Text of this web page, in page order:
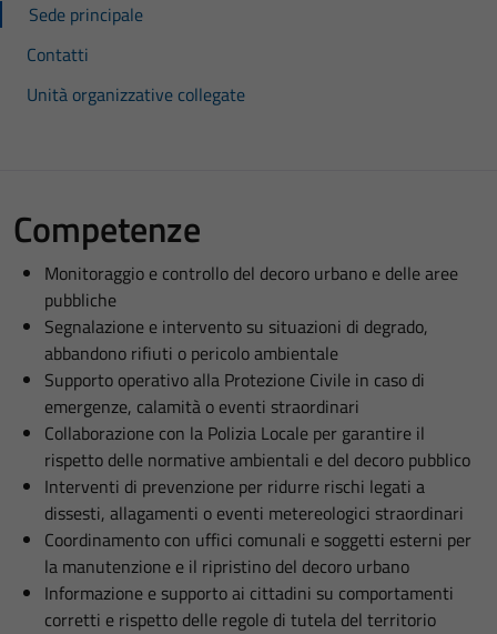
Sede principale
Contatti
Unità organizzative collegate
Competenze
Monitoraggio e controllo del decoro urbano e delle aree
pubbliche
Segnalazione e intervento su situazioni di degrado,
abbandono rifiuti o pericolo ambientale
Supporto operativo alla Protezione Civile in caso di
emergenze, calamità o eventi straordinari
Collaborazione con la Polizia Locale per garantire il
rispetto delle normative ambientali e del decoro pubblico
Interventi di prevenzione per ridurre rischi legati a
dissesti, allagamenti o eventi metereologici straordinari
Coordinamento con uffici comunali e soggetti esterni per
la manutenzione e il ripristino del decoro urbano
Informazione e supporto ai cittadini su comportamenti
corretti e rispetto delle regole di tutela del territorio